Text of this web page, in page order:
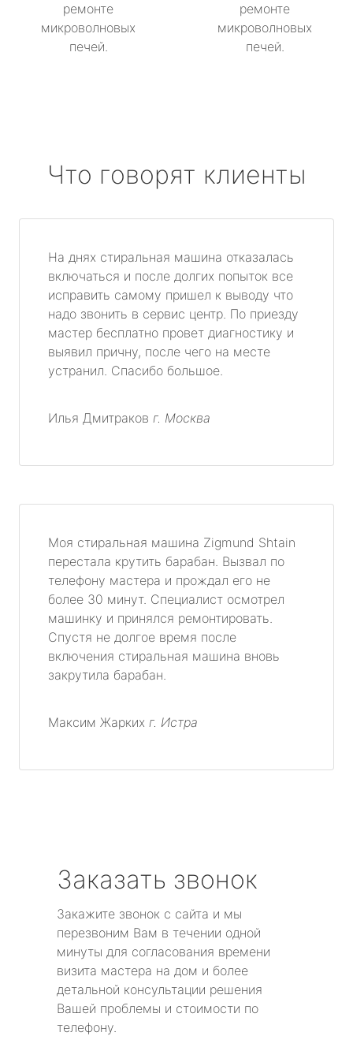
ремонте
микроволновых
печей.
ремонте
микроволновых
печей.
Что говорят клиенты
На днях стиральная машина отказалась
включаться и после долгих попыток все
исправить самому пришел к выводу что
надо звонить в сервис центр. По приезду
мастер бесплатно провет диагностику и
выявил причну, после чего на месте
устранил. Спасибо большое.
Илья Дмитраков г. Москва
Моя стиральная машина Zigmund Shtain
перестала крутить барабан. Вызвал по
телефону мастера и прождал его не
более 30 минут. Специалист осмотрел
машинку и принялся ремонтировать.
Спустя не долгое время после
включения стиральная машина вновь
закрутила барабан.
Максим Жарких г. Истра
Заказать звонок
Закажите звонок с сайта и мы
перезвоним Вам в течении одной
минуты для согласования времени
визита мастера на дом и более
детальной консультации решения
Вашей проблемы и стоимости по
телефону.